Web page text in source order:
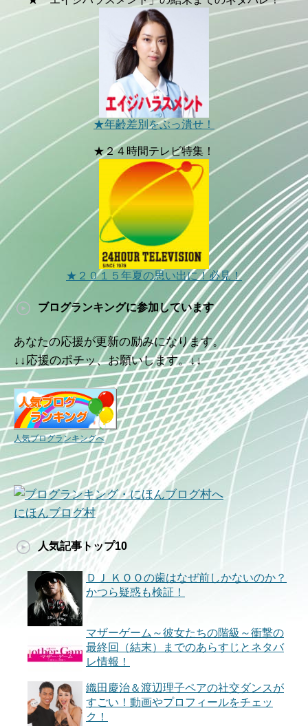
★年齢差別をぶっ潰せ！
★２４時間テレビ特集！
★２０１５年夏の思い出に！必見！
ブログランキングに参加しています
あなたの応援が更新の励みになります。
↓↓応援のポチッ、お願いします。↓↓
人気ブログランキングへ
にほんブログ村
人気記事トップ10
ＤＪ ＫＯＯの歯はなぜ前しかないのか？
かつら疑惑も検証！
マザーゲーム～彼女たちの階級～衝撃の
最終回（結末）までのあらすじとネタバ
レ情報！
織田慶治＆渡辺理子ペアの社交ダンスが
すごい！動画やプロフィールをチェッ
ク！